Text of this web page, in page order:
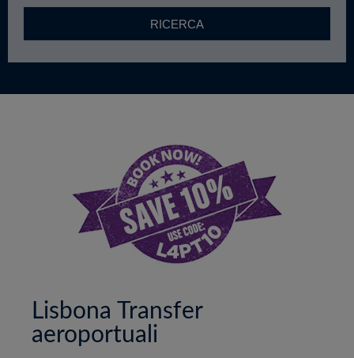
RICERCA
Lisbona Transfer
aeroportuali